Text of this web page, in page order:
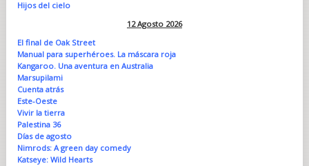
Hijos del cielo
12 Agosto 2026
El final de Oak Street
Manual para superhéroes. La máscara roja
Kangaroo. Una aventura en Australia
Marsupilami
Cuenta atrás
Este-Oeste
Vivir la tierra
Palestina 36
Días de agosto
Nimrods: A green day comedy
Katseye: Wild Hearts